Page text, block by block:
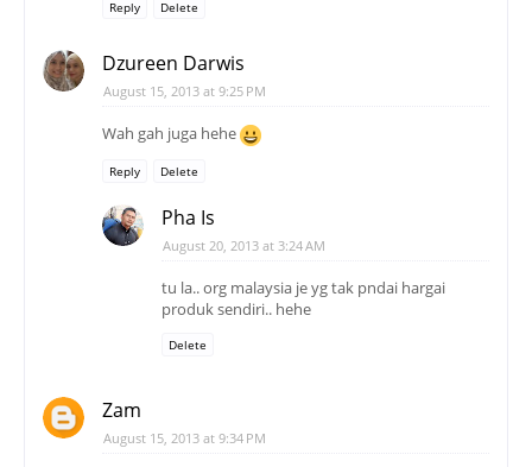
Reply Delete
Dzureen Darwis
August 15, 2013 at 9:25 PM
Wah gah juga hehe
Reply Delete
Pha Is
August 20, 2013 at 3:24 AM
tu la.. org malaysia je yg tak pndai hargai
produk sendiri.. hehe
Delete
Zam
August 15, 2013 at 9:34 PM